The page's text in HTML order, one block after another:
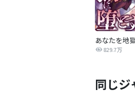
829.7万
同じジ